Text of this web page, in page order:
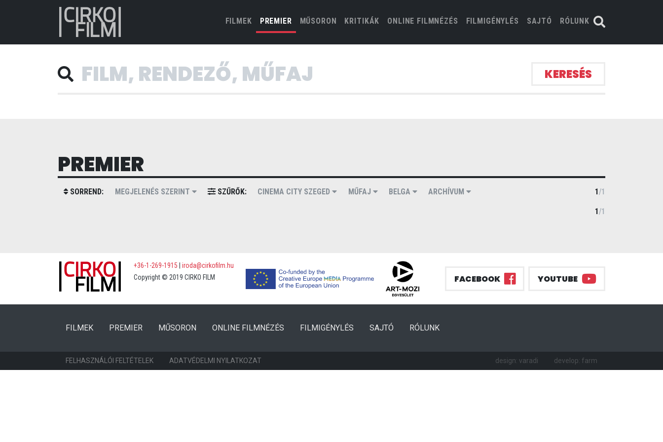
FILMEK(CURRENT)
PREMIER MŰSORON KRITIKÁK ONLINE FILMNÉZÉS FILMIGÉNYLÉS SAJTÓ RÓLUNK
KERESÉS
PREMIER
SORREND: MEGJELENÉS SZERINT SZŰRŐK: CINEMA CITY SZEGED MŰFAJ BELGA ARCHÍVUM 1/1
1/1
+36-1-269-1915
iroda@cirkofilm.hu
Copyright © 2019 CIRKO FILM
FACEBOOK YOUTUBE
FILMEK(CURRENT)
PREMIER (CURRENT)
MŰSORON ONLINE FILMNÉZÉS FILMIGÉNYLÉS SAJTÓ RÓLUNK
FELHASZNÁLÓI FELTÉTELEK ADATVÉDELMI NYILATKOZAT design: varadi develop: farm